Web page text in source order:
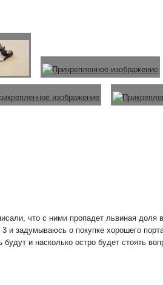
что с ними пропадет львиная
задумываюсь о покупке хорошего
и насколько остро будет стоять